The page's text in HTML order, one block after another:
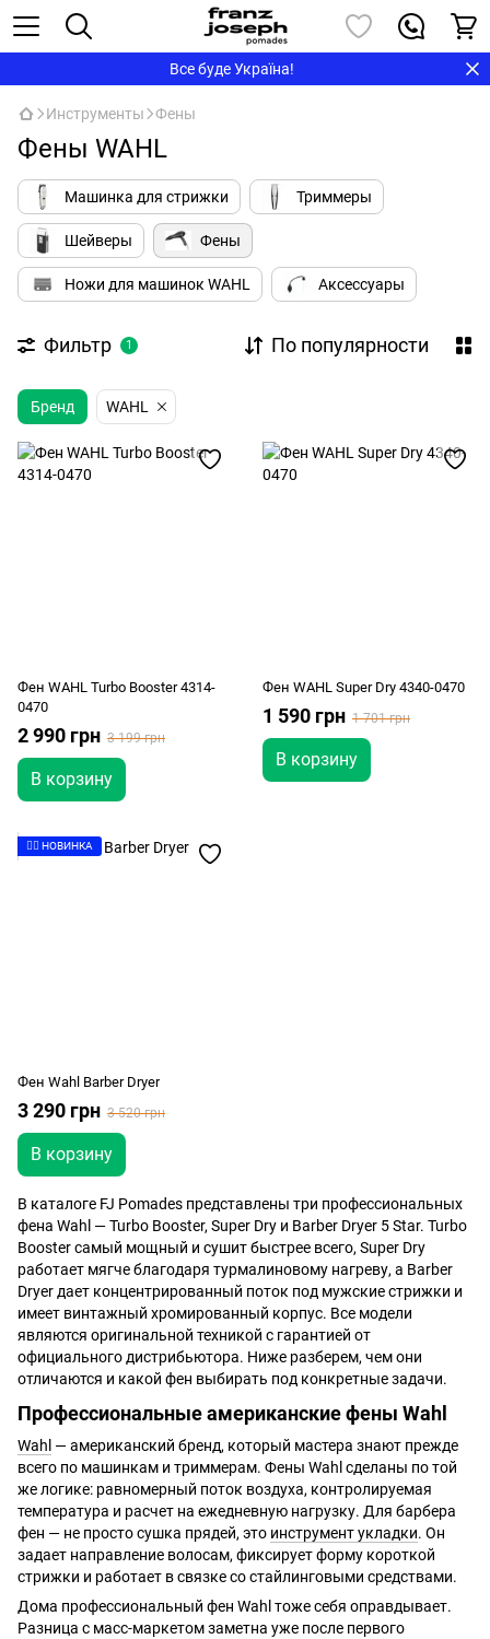
Все буде Україна!
Инструменты Фены
Фены WAHL
Машинка для стрижки Триммеры
Шейверы Фены
Ножи для машинок WAHL Аксессуары
Фильтр 1 По популярности
Бренд WAHL
Фен WAHL Turbo Booster 4314-
0470
2 990 грн 3 199 грн
В корзину
Фен WAHL Super Dry 4340-0470
1 590 грн 1 701 грн
В корзину
👉🏻 НОВИНКА
Фен Wahl Barber Dryer
3 290 грн 3 520 грн
В корзину
В каталоге FJ Pomades представлены три профессиональных
фена Wahl — Turbo Booster, Super Dry и Barber Dryer 5 Star. Turbo
Booster самый мощный и сушит быстрее всего, Super Dry
работает мягче благодаря турмалиновому нагреву, а Barber
Dryer дает концентрированный поток под мужские стрижки и
имеет винтажный хромированный корпус. Все модели
являются оригинальной техникой с гарантией от
официального дистрибьютора. Ниже разберем, чем они
отличаются и какой фен выбирать под конкретные задачи.
Профессиональные американские фены Wahl
Wahl — американский бренд, который мастера знают прежде
всего по машинкам и триммерам. Фены Wahl сделаны по той
же логике: равномерный поток воздуха, контролируемая
температура и расчет на ежедневную нагрузку. Для барбера
фен — не просто сушка прядей, это инструмент укладки. Он
задает направление волосам, фиксирует форму короткой
стрижки и работает в связке со стайлинговыми средствами.
Дома профессиональный фен Wahl тоже себя оправдывает.
Разница с масс-маркетом заметна уже после первого